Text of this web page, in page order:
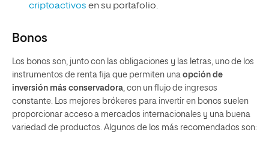
criptoactivos en su portafolio.
Bonos
Los bonos son, junto con las obligaciones y las letras, uno de los
instrumentos de renta fija que permiten una opción de
inversión más conservadora , con un flujo de ingresos
constante. Los mejores brókeres para invertir en bonos suelen
proporcionar acceso a mercados internacionales y una buena
variedad de productos. Algunos de los más recomendados son: